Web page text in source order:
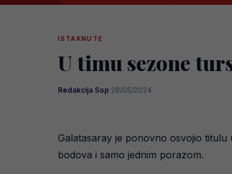
ISTAKNUTE
U timu sezone
Redakcija Sop·28/05/2024
Galatasaray je ponovno osvojio
bodova i samo jednim porazom.